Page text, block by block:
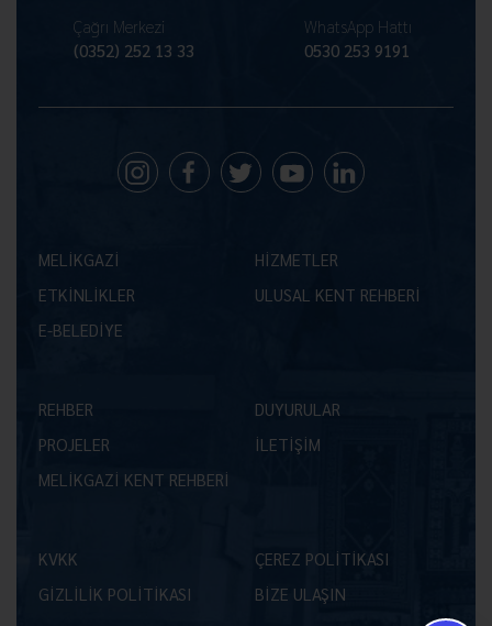
Çağrı Merkezi
(0352) 252 13 33
WhatsApp Hattı
0530 253 9191
MELİKGAZİ
HİZMETLER
ETKİNLİKLER
ULUSAL KENT REHBERİ
E-BELEDİYE
REHBER
DUYURULAR
PROJELER
İLETİŞİM
MELİKGAZİ KENT REHBERİ
KVKK
ÇEREZ POLİTİKASI
GİZLİLİK POLİTİKASI
BİZE ULAŞIN